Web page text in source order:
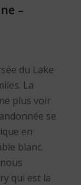
–
du Lake
La
plus voir
se
en
blanc.
qui est la